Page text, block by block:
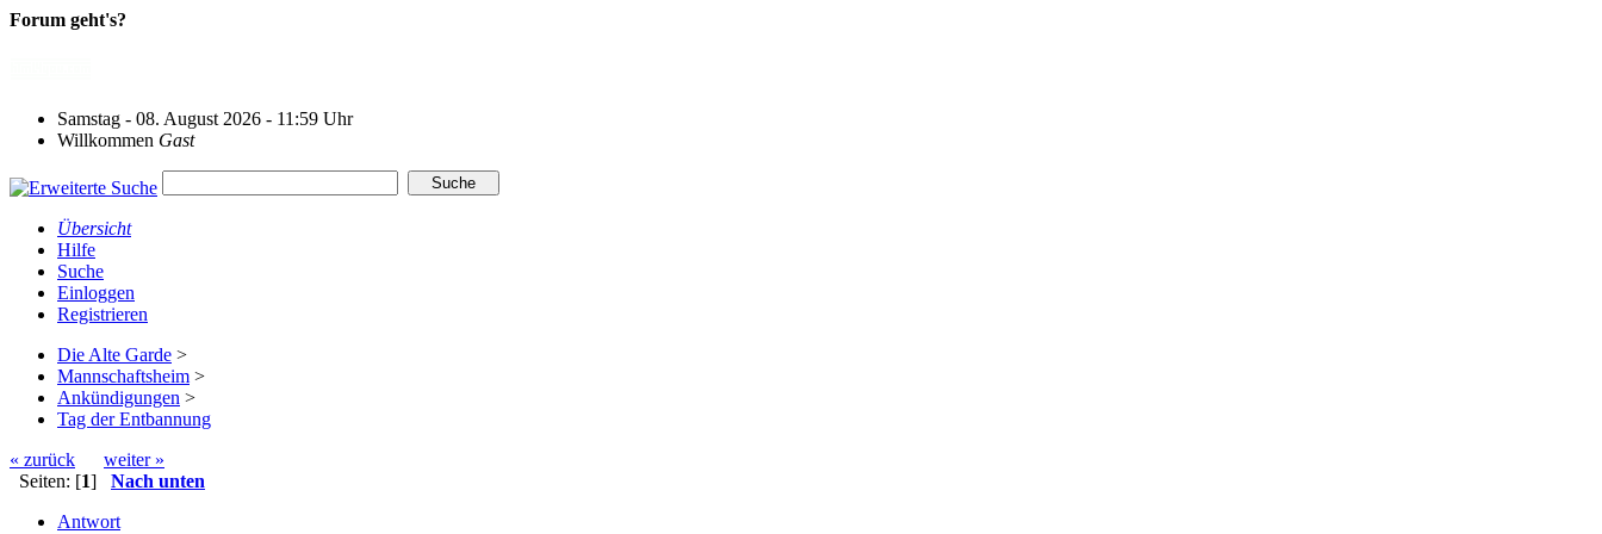
Forum geht's?
Samstag - 08. August 2026 - 11:59 Uhr
Willkommen Gast
Übersicht
Hilfe
Suche
Einloggen
Registrieren
Die Alte Garde >
Mannschaftsheim >
Ankündigungen >
Tag der Entbannung
« zurück
weiter »
Seiten: [1] Nach unten
Antwort